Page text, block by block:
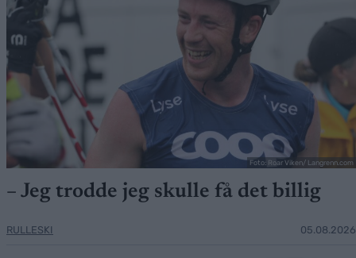
Foto: Roar Viken/ Langrenn.com
– Jeg trodde jeg skulle få det billig
RULLESKI 05.08.2026